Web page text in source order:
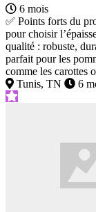
6 mois
✅ Points forts du
pour choisir
qualité : robuste,
parfait pour les
comme les carottes
Tunis, TN
6